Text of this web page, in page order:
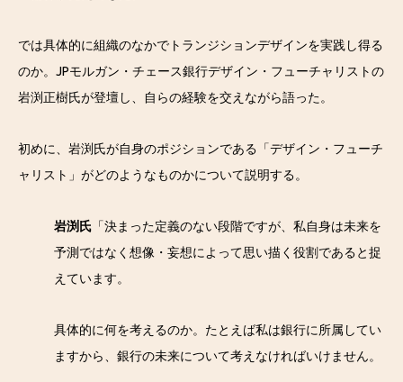
では具体的に組織のなかでトランジションデザインを実践し得る
のか。JPモルガン・チェース銀行デザイン・フューチャリストの
岩渕正樹氏が登壇し、自らの経験を交えながら語った。
初めに、岩渕氏が自身のポジションである「デザイン・フューチ
ャリスト」がどのようなものかについて説明する。
岩渕氏 「決まった定義のない段階ですが、私自身は未来を
予測ではなく想像・妄想によって思い描く役割であると捉
えています。
具体的に何を考えるのか。たとえば私は銀行に所属してい
ますから、銀行の未来について考えなければいけません。